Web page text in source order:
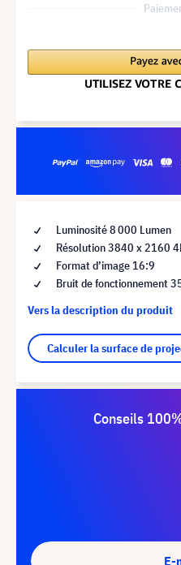
Luminosité 8 000 Lumen
Résolution 3840 x 2160
Format d’image 16:9
Bruit de fonctionnement
Vers la description du produit
Calculer la surface de
Conseils
E-